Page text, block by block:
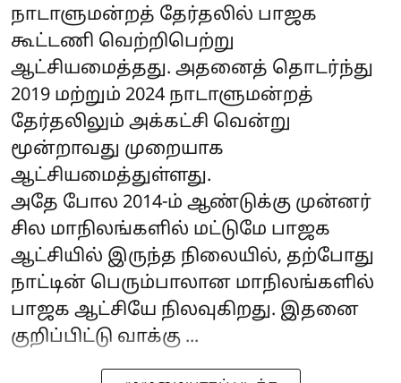
நாடாளுமன்றத் தேர்தலில் பாஜக
கூட்டணி வெற்றிபெற்று
ஆட்சியமைத்தது. அதனைத் தொடர்ந்து
2019 மற்றும் 2024 நாடாளுமன்றத்
தேர்தலிலும் அக்கட்சி வென்று
மூன்றாவது முறையாக
ஆட்சியமைத்துள்ளது.
அதே போல 2014-ம் ஆண்டுக்கு முன்னர்
சில மாநிலங்களில் மட்டுமே பாஜக
ஆட்சியில் இருந்த நிலையில், தற்போது
நாட்டின் பெரும்பாலான மாநிலங்களில்
பாஜக ஆட்சியே நிலவுகிறது. இதனை
குறிப்பிட்டு வாக்கு ...